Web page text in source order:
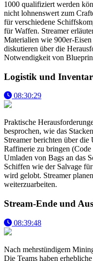
1000 qualifiziert werden
nicht lohnenswert zum
für verschiedene
für Waffen. Streamer
Materialien wie 900er-Eisen
diskutieren über die
Notwendigkeit von
Logistik und
08:30:29
Praktische
besprochen, wie das
Streamer berichten über
Raffinerie zu bringen (Code
Umladen von Bags an das
Schiffen wie der Salvage
wird gelobt. Streamer
weiterzuarbeiten.
Stream-Ende und
08:39:48
Nach mehrstündigem
Die Teams haben